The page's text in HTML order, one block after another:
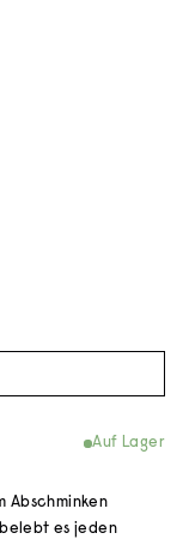
Auf Lager
Abschminken
es jeden